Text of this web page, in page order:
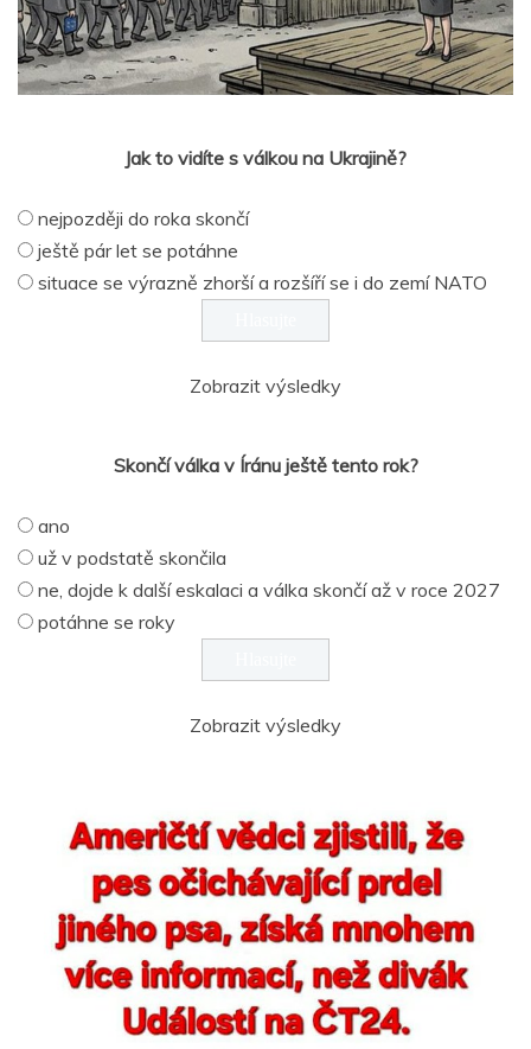
Jak to vidíte s válkou na Ukrajině?
nejpozději do roka skončí
ještě pár let se potáhne
situace se výrazně zhorší a rozšíří se i do zemí NATO
Zobrazit výsledky
Skončí válka v Íránu ještě tento rok?
ano
už v podstatě skončila
ne, dojde k další eskalaci a válka skončí až v roce 2027
potáhne se roky
Zobrazit výsledky